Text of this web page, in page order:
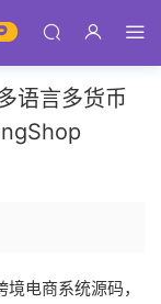
语言多货币
电商系统源码，